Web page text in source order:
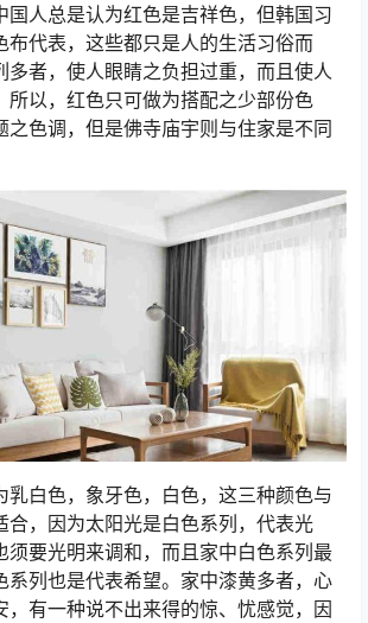
国人总是认为红色是吉祥色，但韩国习
布代表，这些都只是人的生活习俗而
多者，使人眼睛之负担过重，而且使人
所以，红色只可做为搭配之少部份色
之色调，但是佛寺庙宇则与住家是不同
乳白色，象牙色，白色，这三种颜色与
合，因为太阳光是白色系列，代表光
须要光明来调和，而且家中白色系列最
系列也是代表希望。家中漆黄多者，心
，有一种说不出来得的惊、忧感觉，因